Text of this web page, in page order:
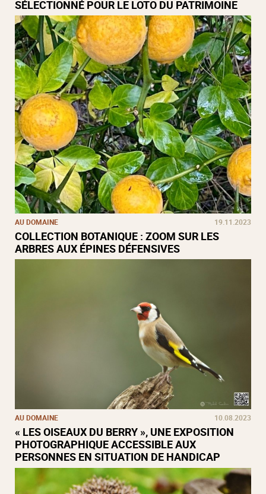
SÉLECTIONNÉ POUR LE LOTO DU PATRIMOINE
AU DOMAINE 19.11.2023
COLLECTION BOTANIQUE : ZOOM SUR LES
ARBRES AUX ÉPINES DÉFENSIVES
AU DOMAINE 10.08.2023
« LES OISEAUX DU BERRY », UNE EXPOSITION
PHOTOGRAPHIQUE ACCESSIBLE AUX
PERSONNES EN SITUATION DE HANDICAP